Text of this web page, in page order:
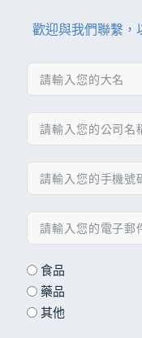
歡迎與我們聯繫，
食品
藥品
其他